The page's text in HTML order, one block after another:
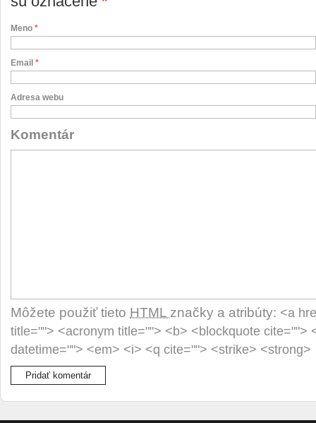
Meno *
Email *
Adresa webu
Komentár
Môžete použiť tieto HTML značky a atribúty: <a
title=""> <acronym title=""> <b> <blockquote cite="">
datetime=""> <em> <i> <q cite=""> <strike> <strong>